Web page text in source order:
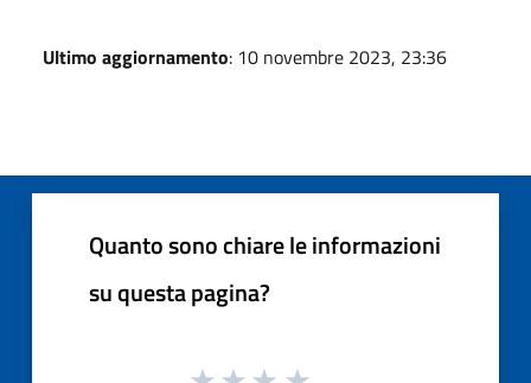
Ultimo aggiornamento: 10 novembre 2023, 23:36
Quanto sono chiare le informazioni
su questa pagina?